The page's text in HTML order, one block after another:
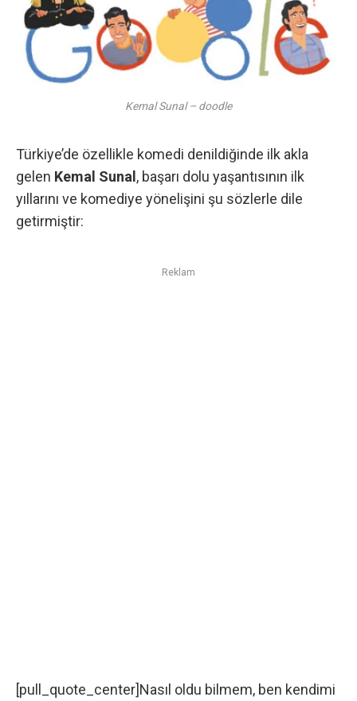
Kemal Sunal – doodle
Türkiye’de özellikle komedi denildiğinde ilk akla
gelen Kemal Sunal, başarı dolu yaşantısının ilk
yıllarını ve komediye yönelişini şu sözlerle dile
getirmiştir:
Reklam
[pull_quote_center]Nasıl oldu bilmem, ben kendimi